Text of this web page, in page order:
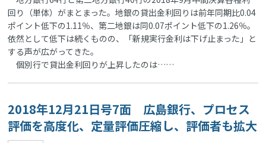
回り（単体）がまとまった。地銀の貸出金利回りは前年同期比0.04
ポイント低下の1.11％、第二地銀は同0.07ポイント低下の1.26％。
依然として低下は続くものの、「新規実行金利は下げ止まった」と
する声が広がってきた。
個別行で貸出金利回りが上昇したのは……
2018年12月21日号7面 広島銀行、プロセス
評価を高度化、定量評価圧縮し、評価者も拡大